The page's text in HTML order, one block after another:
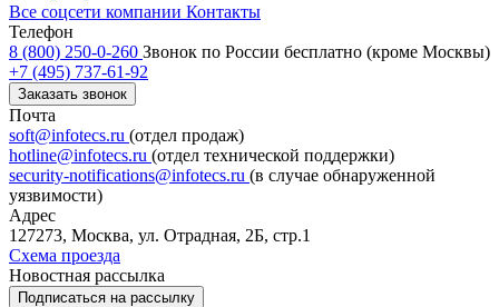
Все соцсети компании Контакты
Телефон
8 (800) 250-0-260 Звонок по России бесплатно (кроме Москвы)
+7 (495) 737-61-92
Заказать звонок
Почта
soft@infotecs.ru (отдел продаж)
hotline@infotecs.ru (отдел технической поддержки)
security-notifications@infotecs.ru (в случае обнаруженной
уязвимости)
Адрес
127273, Москва, ул. Отрадная, 2Б, стр.1
Схема проезда
Новостная рассылка
Подписаться на рассылку